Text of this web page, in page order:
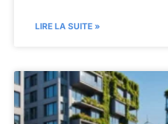
LIRE LA SUITE »